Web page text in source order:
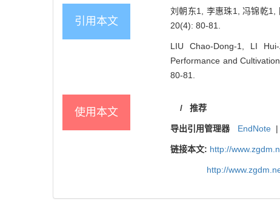
引用本文
刘朝东1, 李惠珠1, 冯锦乾1,
20(4): 80-81.
LIU Chao-Dong-1, LI
Performance and
80-81.
使用本文 / 推荐
导出引用管理器 EndNote |
链接本文: http://
http://